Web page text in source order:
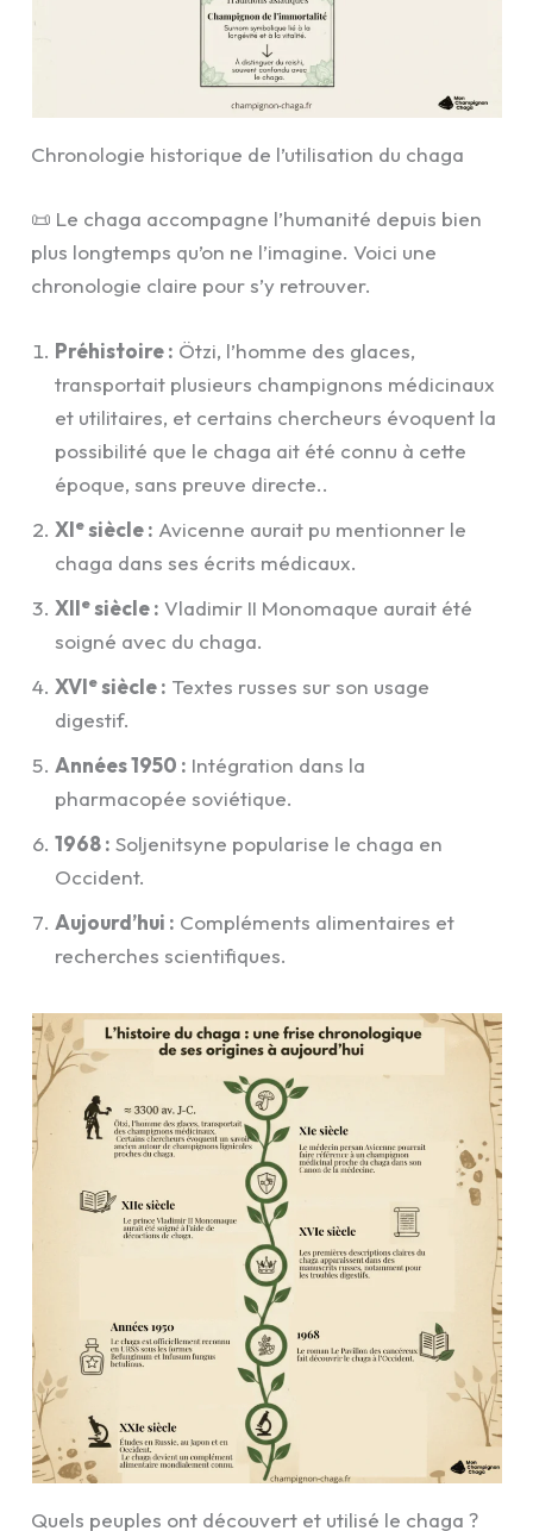
Chronologie historique de l’utilisation du chaga
📜 Le chaga accompagne l’humanité depuis bien
plus longtemps qu’on ne l’imagine. Voici une
chronologie claire pour s’y retrouver.
Préhistoire : Ötzi, l’homme des glaces,
transportait plusieurs champignons médicinaux
et utilitaires, et certains chercheurs évoquent la
possibilité que le chaga ait été connu à cette
époque, sans preuve directe..
XIesiècle : Avicenne aurait pu mentionner le
chaga dans ses écrits médicaux.
XIIesiècle : Vladimir II Monomaque aurait été
soigné avec du chaga.
XVIesiècle : Textes russes sur son usage
digestif.
Années 1950 : Intégration dans la
pharmacopée soviétique.
1968 : Soljenitsyne popularise le chaga en
Occident.
Aujourd’hui : Compléments alimentaires et
recherches scientifiques.
Quels peuples ont découvert et utilisé le chaga ?